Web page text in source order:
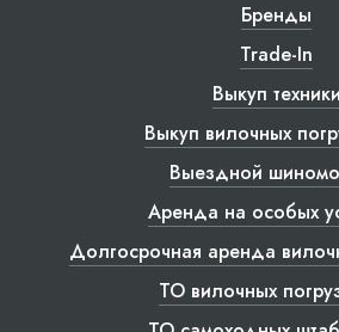
Бренды
Trade-In
Выкуп техники
Выкуп вилочных
Выездной
Аренда на особых
Долгосрочная аренда
ТО вилочных